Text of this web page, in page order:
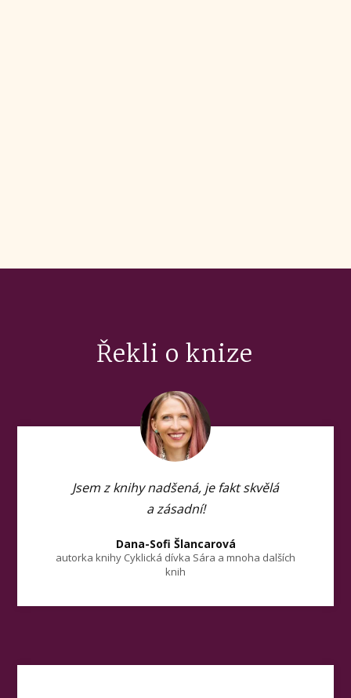
Řekli o knize
Jsem z knihy nadšená, je fakt skvělá
a zásadní!
Dana-Sofi Šlancarová
autorka knihy Cyklická dívka Sára a mnoha dalších
knih